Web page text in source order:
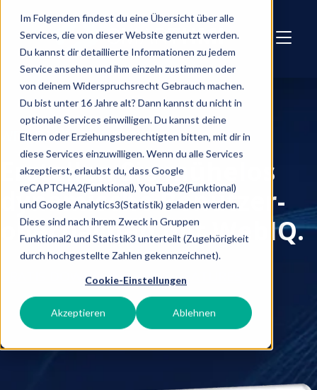
Im Folgenden findest du eine Übersicht über alle
Services, die von dieser Website genutzt werden.
Du kannst dir detaillierte Informationen zu jedem
Service ansehen und ihm einzeln zustimmen oder
von deinem Widerspruchsrecht Gebrauch machen.
Du bist unter 16 Jahre alt? Dann kannst du nicht in
optionale Services einwilligen. Du kannst deine
Eltern oder Erziehungsberechtigten bitten, mit dir in
diese Services einzuwilligen. Wenn du alle Services
akzeptierst, erlaubst du, dass Google
reCAPTCHA2(Funktional), YouTube2(Funktional)
und Google Analytics3(Statistik) geladen werden.
Diese sind nach ihrem Zweck in Gruppen
Funktional2 und Statistik3 unterteilt (Zugehörigkeit
durch hochgestellte Zahlen gekennzeichnet).
Cookie-Einstellungen
Akzeptieren Ablehnen
WEB-BASED HMI SYSTEM
Erstellen Sie mühelos
dynamische Benutzer-
oberflächen mit WebIQ.
GRATIS DOWNLOADWEBIQ FEATURES